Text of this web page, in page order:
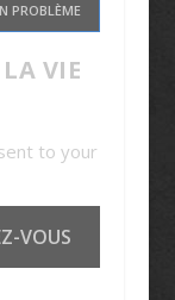
PROBLÈME
VIE
to your
VOUS